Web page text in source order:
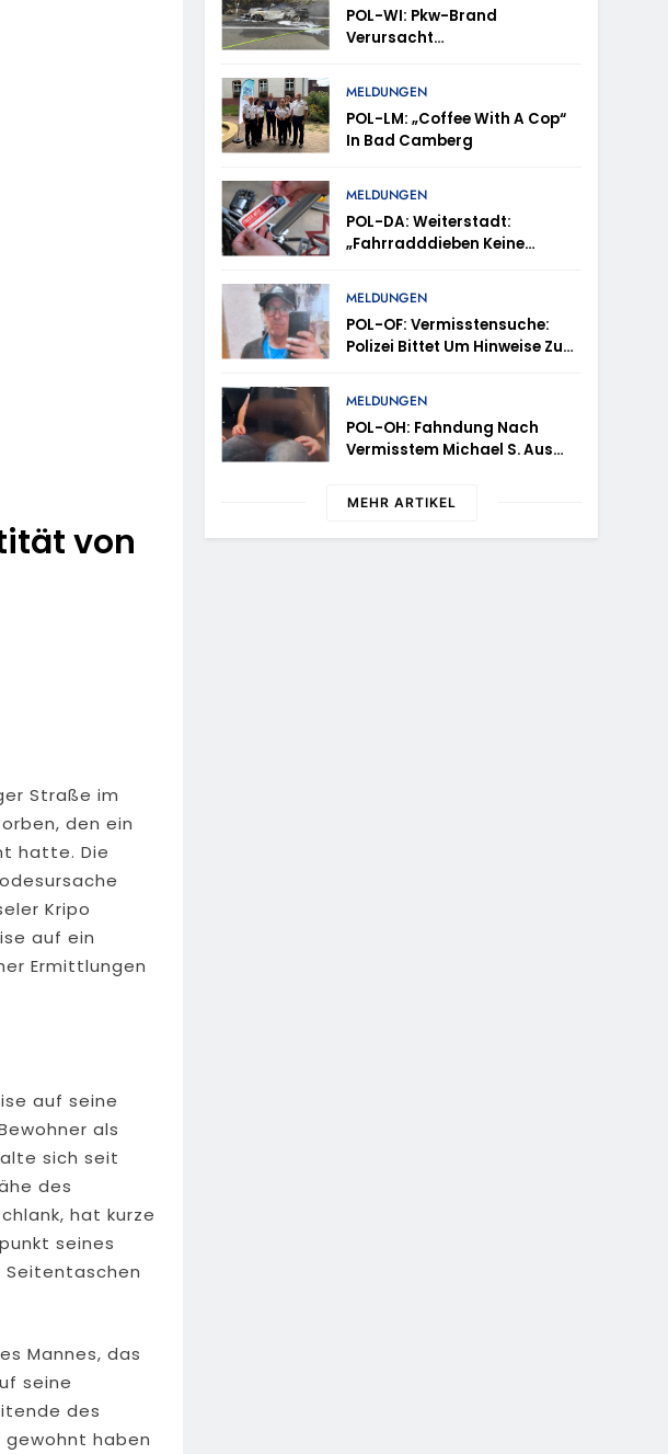
A.d. Fulda
An Drei Tagen Kontrollen Im Gastro- Und Sicherheitsgewerbe
Am Samstag, 15. August (11-18 Uhr)- Bürgerinnen Und Bürger
– Polizei Bittet Um Mithilfe
Leiter: Amtseinführung Von Markus Höfer
Vermisst – Erneute Veröffentlichung Eines Fotos
von
Straße im
den ein
hatte. Die
Kripo
auf ein
Ermittlungen
auf seine
als
sich seit
des
hat kurze
seines
Seitentaschen
Mannes, das
seine
des
haben
POL-WI: Pkw-Brand
Verursacht
MELDUNGEN
POL-LM: „Coffee With A Cop“
In Bad Camberg
MELDUNGEN
POL-DA: Weiterstadt:
„Fahrradddieben Keine
Fahrradcodierung /
Anmeldung Erforderlich
MELDUNGEN
POL-OF: Vermisstensuche:
Polizei Bittet Um Hinweise Zum
Zaragoza Gonzalez
MELDUNGEN
POL-OH: Fahndung Nach
Vermisstem Michael S. Aus
MEHR ARTIKEL